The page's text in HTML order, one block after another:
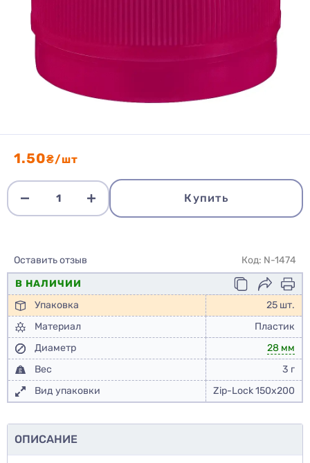
1.50₴/шт
Купить
Оставить отзыв
Код: N-1474
В НАЛИЧИИ
Упаковка
25 шт.
Материал
Пластик
Диаметр
28 мм
Вес
3 г
Вид упаковки
Zip-Lock 150x200
ОПИСАНИЕ